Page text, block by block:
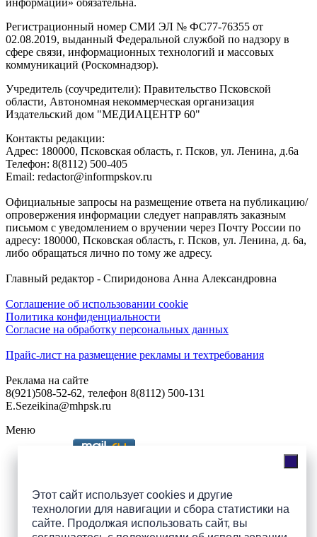
Этот сайт использует cookies и другие
технологии для навигации и сбора статистики на
сайте. Продолжая использовать сайт, вы
информации» обязательна.
Регистрационный номер СМИ ЭЛ № ФС77-76355 от
02.08.2019, выданный Федеральной службой по надзору в
сфере связи, информационных технологий и массовых
коммуникаций (Роскомнадзор).
Учредитель (соучредители): Правительство Псковской
области, Автономная некоммерческая организация
Издательский дом "МЕДИАЦЕНТР 60"
Контакты редакции:
Адреc: 180000, Псковская область, г. Псков, ул. Ленина, д.6а
Телефон: 8(8112) 500-405
Email: redactor@informpskov.ru
Официальные запросы на размещение ответа на публикацию/
опровержения информации следует направлять заказным
письмом с уведомлением о вручении через Почту России по
адресу: 180000, Псковская область, г. Псков, ул. Ленина, д. 6а,
либо обращаться лично по тому же адресу.
Главный редактор - Спиридонова Анна Александровна
Соглашение об использовании cookie
Политика конфиденциальности
Согласие на обработку персональных данных
Прайс-лист на размещение рекламы и техтребования
Реклама на сайте
8(921)508-52-62, телефон 8(8112) 500-131
E.Sezeikina@mhpsk.ru
Меню
Подпишись на группы